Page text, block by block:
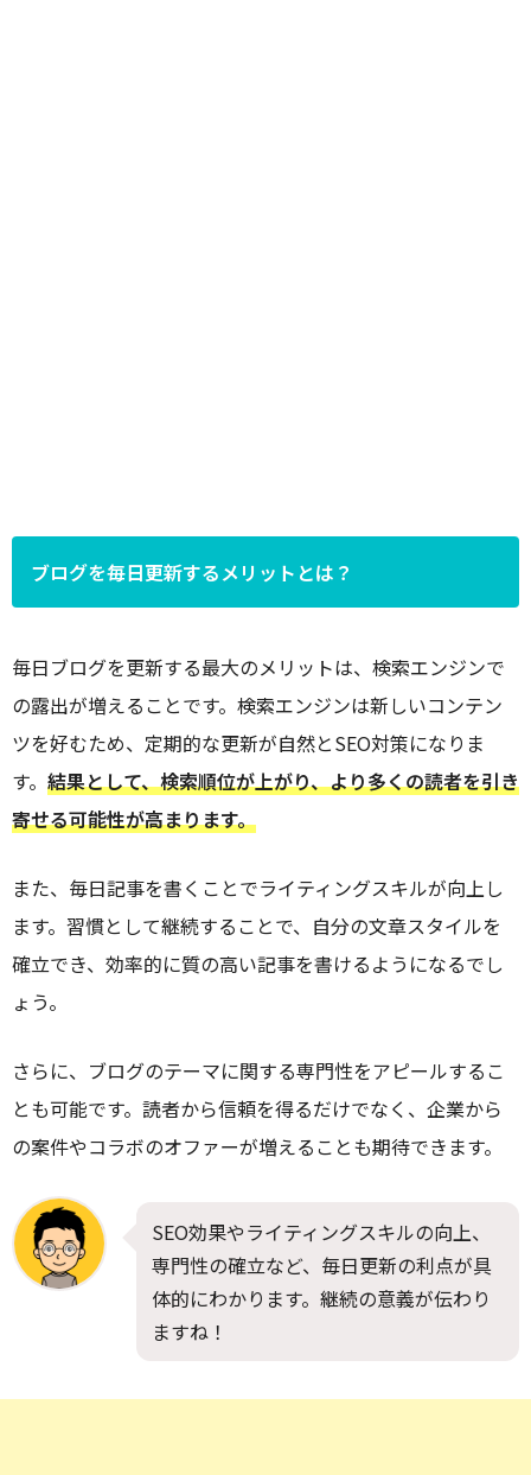
ブログを毎日更新するメリットとは？
毎日ブログを更新する最大のメリットは、検索エンジンで
の露出が増えることです。検索エンジンは新しいコンテン
ツを好むため、定期的な更新が自然とSEO対策になりま
す。 結果として、検索順位が上がり、より多くの読者を引き
寄せる可能性が高まります。
また、毎日記事を書くことでライティングスキルが向上し
ます。習慣として継続することで、自分の文章スタイルを
確立でき、効率的に質の高い記事を書けるようになるでし
ょう。
さらに、ブログのテーマに関する専門性をアピールするこ
とも可能です。読者から信頼を得るだけでなく、企業から
の案件やコラボのオファーが増えることも期待できます。
SEO効果やライティングスキルの向上、
専門性の確立など、毎日更新の利点が具
体的にわかります。継続の意義が伝わり
ますね！